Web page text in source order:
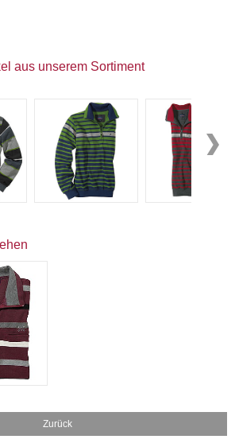
aus unserem Sortiment
Zurück